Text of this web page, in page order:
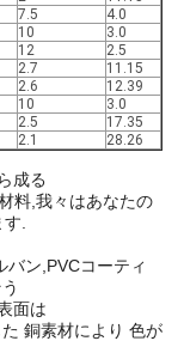
7.5
4.0
10
3.0
12
2.5
2.7
11.15
2.6
12.39
10
3.0
2.5
17.35
2.1 28.26
成る
料,我々はあなたの
.
ン,PVCコーティ
面は
銅素材により 色が